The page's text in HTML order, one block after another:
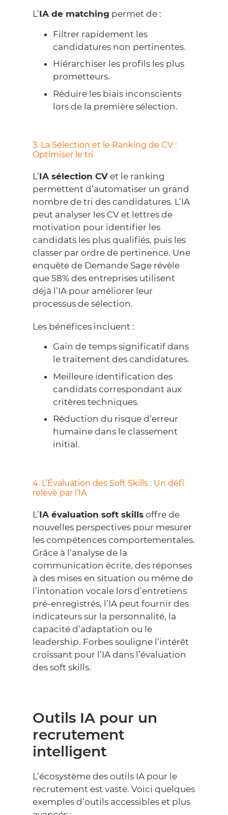
L’IA de matching permet de :
Filtrer rapidement les
candidatures non pertinentes.
Hiérarchiser les profils les plus
prometteurs.
Réduire les biais inconscients
lors de la première sélection.
3. La Sélection et le Ranking de CV :
Optimiser le tri
L’IA sélection CV et le ranking
permettent d’automatiser un grand
nombre de tri des candidatures. L’IA
peut analyser les CV et lettres de
motivation pour identifier les
candidats les plus qualifiés, puis les
classer par ordre de pertinence. Une
enquête de Demande Sage révèle
que 58% des entreprises utilisent
déjà l’IA pour améliorer leur
processus de sélection.
Les bénéfices incluent :
Gain de temps significatif dans
le traitement des candidatures.
Meilleure identification des
candidats correspondant aux
critères techniques.
Réduction du risque d’erreur
humaine dans le classement
initial.
4. L’Évaluation des Soft Skills : Un défi
relevé par l’IA
L’IA évaluation soft skills offre de
nouvelles perspectives pour mesurer
les compétences comportementales.
Grâce à l’analyse de la
communication écrite, des réponses
à des mises en situation ou même de
l’intonation vocale lors d’entretiens
pré-enregistrés, l’IA peut fournir des
indicateurs sur la personnalité, la
capacité d’adaptation ou le
leadership. Forbes souligne l’intérêt
croissant pour l’IA dans l’évaluation
des soft skills.
Outils IA pour un
recrutement
intelligent
L’écosystème des outils IA pour le
recrutement est vaste. Voici quelques
exemples d’outils accessibles et plus